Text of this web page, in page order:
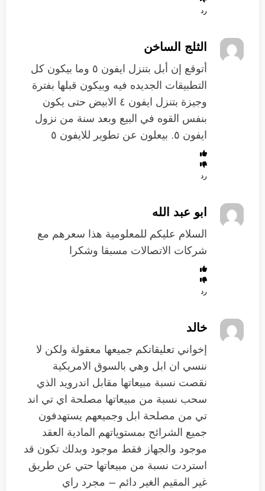
رد
الثلج الساخن
أتوقع إن أبل بتنزل ايفون ٥ وما بيكون كل
التطبيقات الجديده فيه وبيكون قبلها بفترة
وجيزة بتنزل ايفون ٤ الابيض حتى يكون
بنفس القوه في البيع وبعد سنة من نزول
ايفون ٥. بيعلون عن تطوير للايفون ٥
رد
ابو عبد الله
السلام عليكم للمعلومية هذا سعرهم مع
شركات الاتصالات مسبقا وشكرا
رد
خالد
إخواني تعليقاتكم جميعها معقولة ولكن لا
ننسي ان ابل وهي بالسوق الامريكية
نقصت نسبة مبيعاتها مقابل اندرويد الذي
سحب نسبة من مبيعاتها مصلحة اي تي اند
تي من مصلحة ابل وجميعهم يستهدفون
جميع الشرائح بمستوياتهم المادية العقد
موجود والجهاز فقط موجود وبدلك تكون قد
استردت نسبة من مبيعاتها حتي عن طريق
غير المقيم الغير دائم – مجرد راي